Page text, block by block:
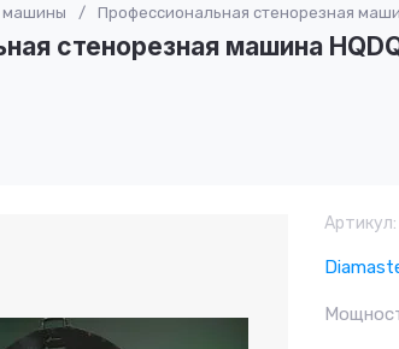
машины / Профессиональная стенорезная
стенорезная машина
Артикул: